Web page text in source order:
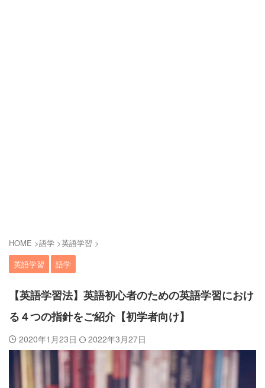
HOME >語学 >英語学習 >
英語学習
語学
【英語学習法】英語初心者のための英語学習におけ
る４つの指針をご紹介【初学者向け】
2020年1月23日
2022年3月27日